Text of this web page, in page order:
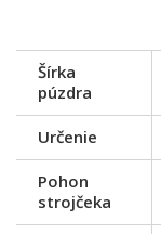
Šírka
púzdra
Určenie
Pohon
strojčeka